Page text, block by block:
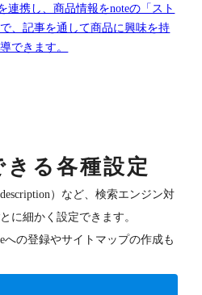
連携し、商品情報をnoteの「スト
、記事を通して商品に興味を持
できます。
る各種設定
）など、検索エンジン対
に細かく設定できます。
への登録やサイトマップの作成も